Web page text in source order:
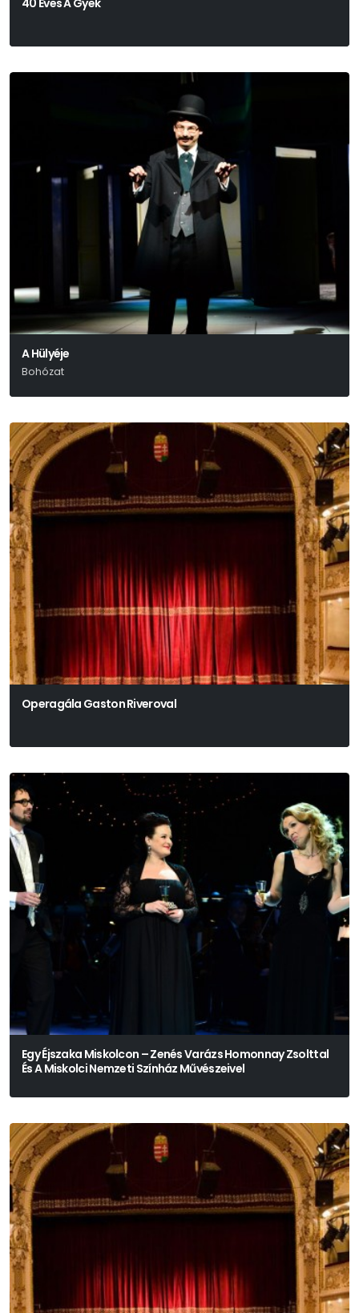
A Hülyéje
Bohózat
Operagála Gaston Riveroval
Egy Éjszaka Miskolcon – Zenés Varázs Homonnay Zsolttal
És A Miskolci Nemzeti Színház Művészeivel